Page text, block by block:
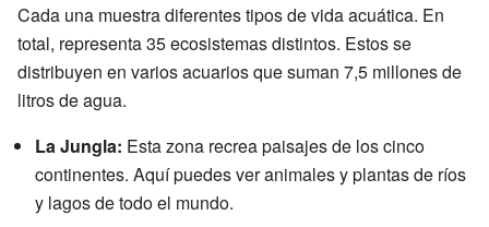
Cada una muestra diferentes tipos de vida acuática. En
total, representa 35 ecosistemas distintos. Estos se
distribuyen en varios acuarios que suman 7,5 millones de
litros de agua.
La Jungla: Esta zona recrea paisajes de los cinco
continentes. Aquí puedes ver animales y plantas de ríos
y lagos de todo el mundo.